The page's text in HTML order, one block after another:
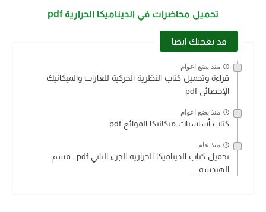
تحميل محاضرات في الديناميكا الحرارية pdf
قد يعجبك ايضا
منذ بضع اعوام
قراءة وتحميل كتاب النظرية الحركية للغازات والميكانيك
الإحصائي pdf
منذ بضع اعوام
كتاب أساسيات ميكانيكا الموائع pdf
منذ عام
تحميل كتاب الديناميكا الحرارية الجزء الثاني pdf ـ قسم
الهندسة...